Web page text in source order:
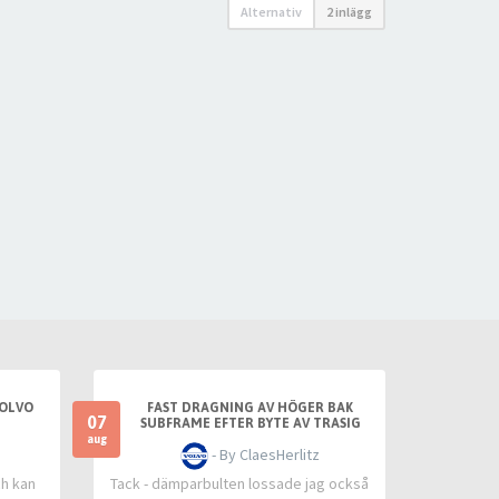
Alternativ 2 inlägg
kan
07
aug
FAST DRAGNING AV HÖGER BAK
SUBFRAME EFTER BYTE AV TRASIG
SLANGKOPPLING MELLAN TANKLOCK
OCH TANK
- By ClaesHerlitz
Tack - dämparbulten lossade jag också